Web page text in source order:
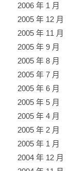
2006 年 1 月
2005 年 12 月
2005 年 11 月
2005 年 9 月
2005 年 8 月
2005 年 7 月
2005 年 6 月
2005 年 5 月
2005 年 4 月
2005 年 2 月
2005 年 1 月
2004 年 12 月